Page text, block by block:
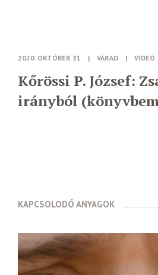
2020. OKTÓBER 31 | VÁRAD | VIDEÓ
Kőrössi P. József:
irányból
KAPCSOLODÓ ANYAGOK